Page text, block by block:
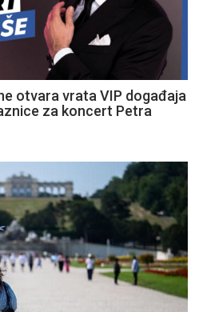
otvara vrata VIP događaja
za koncert Petra